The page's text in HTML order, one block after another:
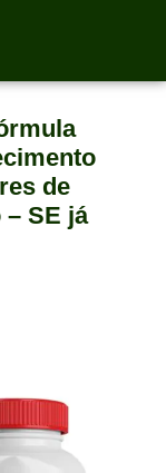
de
SE já